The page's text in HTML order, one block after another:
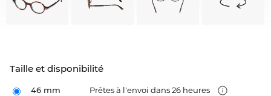
Taille et disponibilité
46 mm Prêtes à l'envoi dans 26 heures